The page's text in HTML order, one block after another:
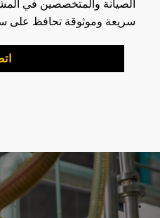
الصيانة والمتخصصين في
سريعة وموثوقة تحافظ على